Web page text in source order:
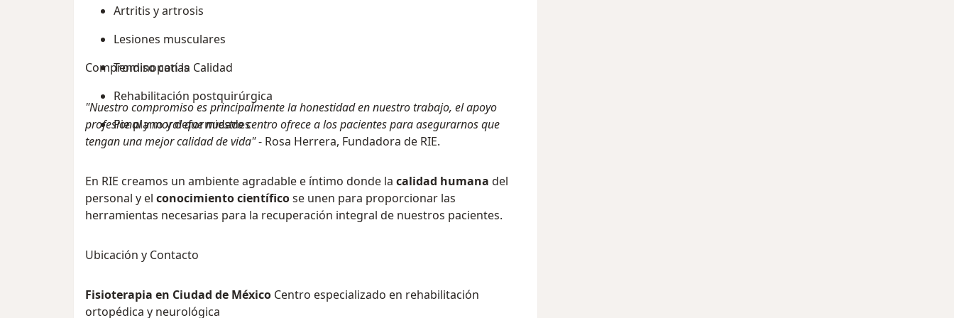
Artritis y artrosis
Lesiones musculares
Tendinopatías
Rehabilitación postquirúrgica
Pie plano y deformidades
Compromiso con la Calidad
"Nuestro compromiso es principalmente la honestidad en nuestro trabajo, el apoyo
profesional y moral que nuestro centro ofrece a los pacientes para asegurarnos que
tengan una mejor calidad de vida"- Rosa Herrera, Fundadora de RIE.
En RIE creamos un ambiente agradable e íntimo donde la calidad humana del
personal y el conocimiento científicose unen para proporcionar las
herramientas necesarias para la recuperación integral de nuestros pacientes.
Ubicación y Contacto
Fisioterapia en Ciudad de México Centro especializado en rehabilitación
ortopédica y neurológica